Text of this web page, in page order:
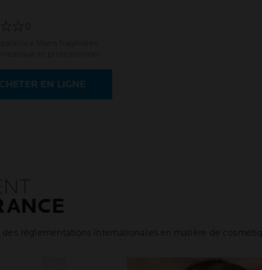
0
EN LIGNE
réglementations internationales en matière de